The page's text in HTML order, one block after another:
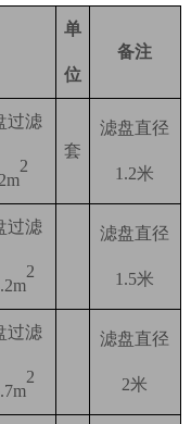
单
位
备注
过滤
2
套
滤盘直径
1.2米
过滤
2
滤盘直径
1.5米
过滤
2
滤盘直径
2米